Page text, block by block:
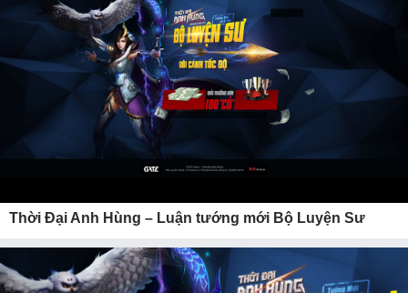
Thời Đại Anh Hùng – Luận tướng mới Bộ Luyện Sư